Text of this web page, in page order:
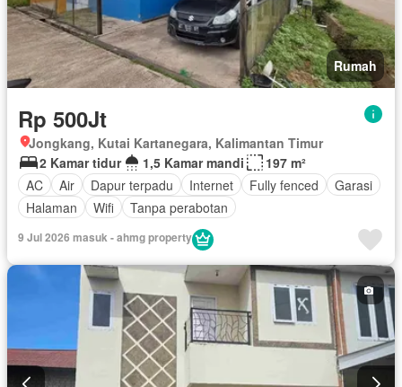
Rumah
Rp 500Jt
Jongkang, Kutai Kartanegara, Kalimantan Timur
2 Kamar tidur
1,5 Kamar mandi
197 m²
AC
Air Dapur terpadu Internet Fully fenced
Garasi
Halaman
Wifi Tanpa perabotan
9 Jul 2026 masuk - ahmg property